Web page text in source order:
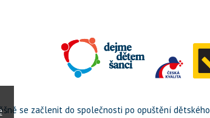
se začlenit do společnosti po opuštění